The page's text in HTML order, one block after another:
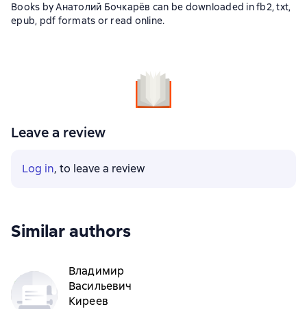
Books by Анатолий Бочкарёв can be downloaded in fb2, txt,
epub, pdf formats or read online.
Leave a review
Log in, to leave a review
Similar authors
Владимир
Васильевич
Киреев